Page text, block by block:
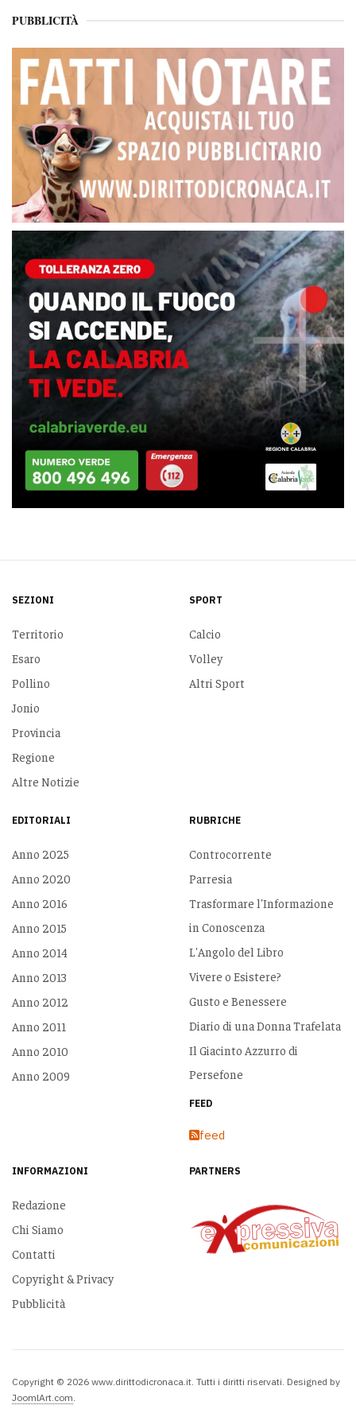
PUBBLICITÀ
SEZIONI
Territorio
Esaro
Pollino
Jonio
Provincia
Regione
Altre Notizie
SPORT
Calcio
Volley
Altri Sport
EDITORIALI
Anno 2025
Anno 2020
Anno 2016
Anno 2015
Anno 2014
Anno 2013
Anno 2012
Anno 2011
Anno 2010
Anno 2009
RUBRICHE
Controcorrente
Parresia
Trasformare l'Informazione
in Conoscenza
L'Angolo del Libro
Vivere o Esistere?
Gusto e Benessere
Diario di una Donna Trafelata
Il Giacinto Azzurro di
Persefone
FEED
feed
INFORMAZIONI
Redazione
Chi Siamo
Contatti
Copyright & Privacy
Pubblicità
PARTNERS
Copyright © 2026 www.dirittodicronaca.it. Tutti i diritti riservati. Designed by
JoomlArt.com.